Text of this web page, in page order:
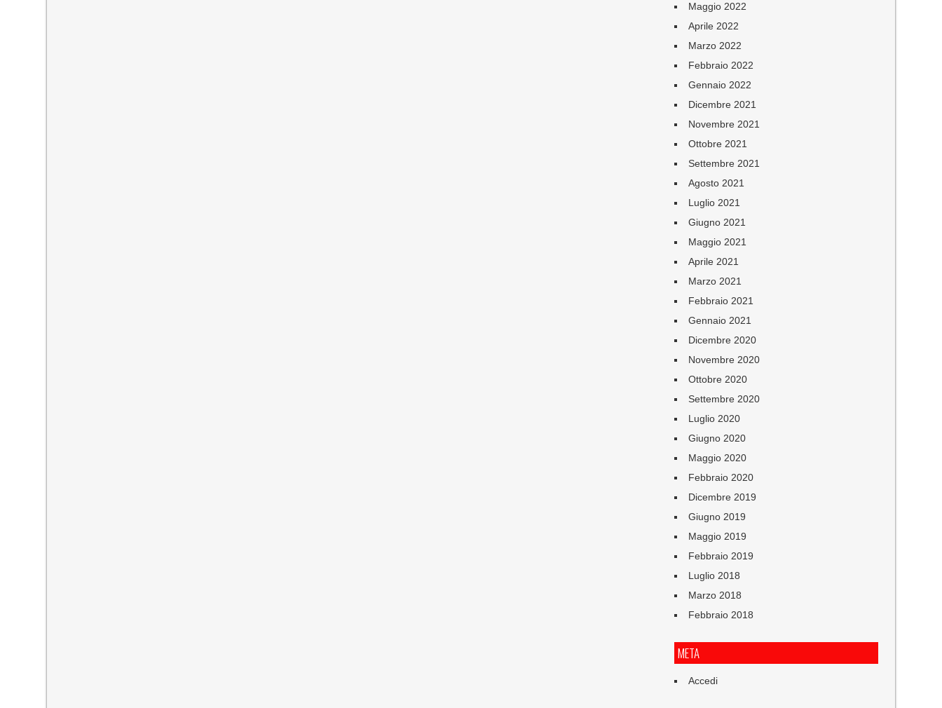
Maggio 2022
Aprile 2022
Marzo 2022
Febbraio 2022
Gennaio 2022
Dicembre 2021
Novembre 2021
Ottobre 2021
Settembre 2021
Agosto 2021
Luglio 2021
Giugno 2021
Maggio 2021
Aprile 2021
Marzo 2021
Febbraio 2021
Gennaio 2021
Dicembre 2020
Novembre 2020
Ottobre 2020
Settembre 2020
Luglio 2020
Giugno 2020
Maggio 2020
Febbraio 2020
Dicembre 2019
Giugno 2019
Maggio 2019
Febbraio 2019
Luglio 2018
Marzo 2018
Febbraio 2018
META
Accedi